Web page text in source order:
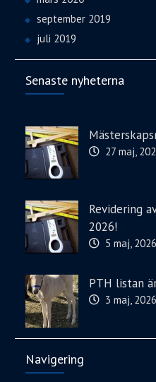
september 2019
juli 2019
Senaste nyheterna
27 maj,
Revidering
2026!
5 maj, 2026
PTH listan
3 maj, 2026
Navigering